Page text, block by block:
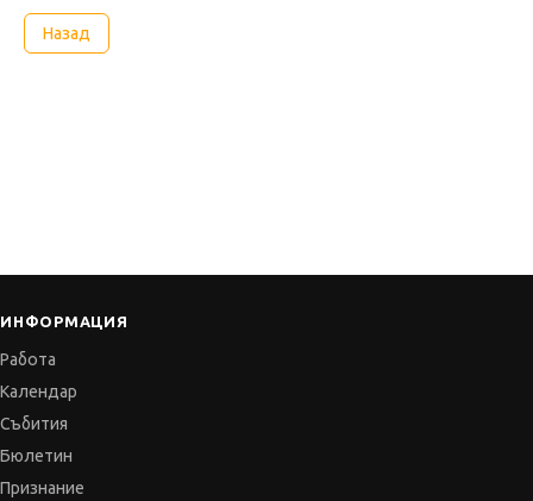
Назад
ИНФОРМАЦИЯ
Работа
Календар
Събития
Бюлетин
Признание